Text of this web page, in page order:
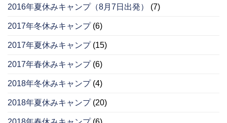
2016年夏休みキャンプ（8月7日出発） (7)
2017年冬休みキャンプ(6)
2017年夏休みキャンプ(15)
2017年春休みキャンプ(6)
2018年冬休みキャンプ(4)
2018年夏休みキャンプ(20)